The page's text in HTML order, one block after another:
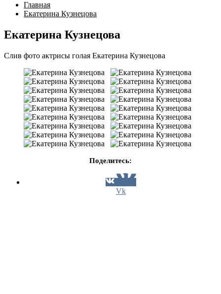
Главная
Екатерина Кузнецова
Екатерина Кузнецова
Слив фото актрисы голая Екатерина Кузнецова
Поделитесь:
Vk